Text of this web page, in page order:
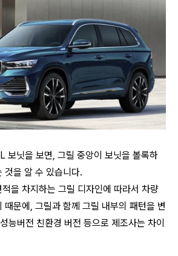
보닛을 보면, 그릴 중앙이 보닛을 볼록하
것을 알 수 있습니다.
을 차지하는 그릴 디자인에 따라서 차량
때문에, 그릴과 함께 그릴 내부의 패턴을 변
능버전 친환경 버전 등으로 제조사는 차이